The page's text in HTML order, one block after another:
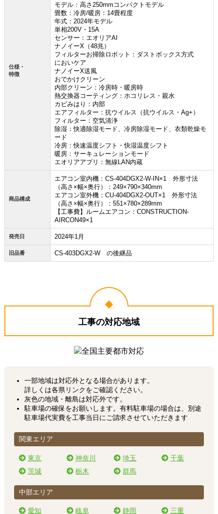
仕様・
特徴
モデル：高さ250mmコンパクトモデル
畳数：冷房/暖房：14畳程度
年式：2024年モデル
単相200V・15A
センサー：エオリアAI
ナノイーX（48兆）
フィルターお掃除ロボット：ダストボックス方式
においケア
ナノイーX送風
おでかけクリーン
内部クリーン：冷房時・暖房時
熱交換器コーティング：ホコリレス・親水
カビみはり：内部
エアフィルター：抗ウイルス（抗ウイルス・Ag+）
フィルター：空気清浄
除湿：快適除湿モード、冷房除湿モード、衣類乾燥モ
ード
冷房：快速温度シフト・快湿温度シフト
暖房：サーキュレーションモード
エオリアアプリ：無線LAN内蔵
商品構成
エアコン室内機：CS-404DGX2-W-IN×1 外形寸法
（高さ×幅×奥行）：249×790×340mm
エアコン室外機：CU-404DGX2-OUT×1 外形寸法
（高さ×幅×奥行）：551×780×289mm
【工事費】ルームエアコン：CONSTRUCTION-
AIRCON49×1
発売日 2024年1月
旧品番 CS-403DGX2-W の後継品
工事の対応地域
一部地域は対応外となる場合があります。
詳しくは各県リンクをご確認ください。
灰色の地域・離島は対応外です。
駐車場の確保をお願いします。有料駐車場の場合は、別途
駐車場代実費を工事当日にご請求させていただきます
関東エリア
東京 神奈川 埼玉
千葉
茨城
栃木 群馬
中部エリア
愛知 岐阜 静岡 三重